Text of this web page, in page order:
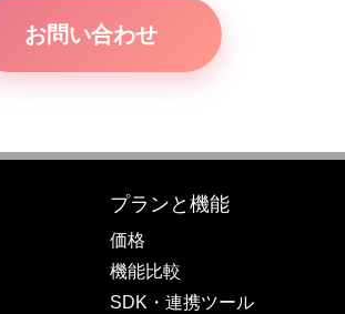
お問い合わせ
プランと機能
価格
機能比較
SDK・連携ツール